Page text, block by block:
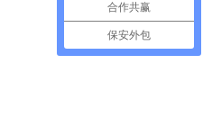
合作共赢
保安外包